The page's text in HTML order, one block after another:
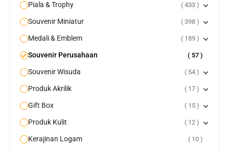
Piala & Trophy 433
Souvenir Miniatur 398
Medali & Emblem 189
Souvenir Perusahaan 57
Souvenir Wisuda 54
Produk Akrilik 17
Gift Box 15
Produk Kulit 12
Kerajinan Logam 10